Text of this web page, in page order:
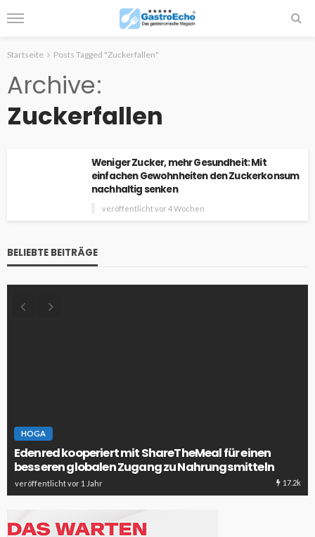
Startseite Posts Tagged "Zuckerfallen"
Archive
Zuckerfallen
Weniger Zucker, mehr Gesundheit: Mit
einfachen Gewohnheiten den Zuckerkonsum
nachhaltig senken
veröffentlicht vor 4 Wochen
BELIEBTE BEITRÄGE
HOGA
Edenred kooperiert mit ShareTheMeal für einen
besseren globalen Zugang zu Nahrungsmitteln
veröffentlicht vor 1 Jahr 17.2k